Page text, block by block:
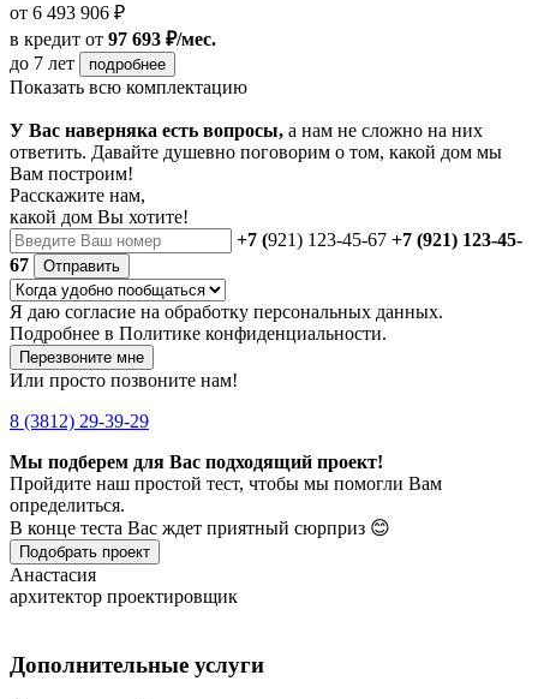
от 6 493 906 ₽
в кредит от 97 693 ₽/мес.
до 7 лет
подробнее
Показать всю комплектацию
У Вас наверняка есть вопросы, а нам не сложно на них
ответить. Давайте душевно поговорим о том, какой дом мы
Вам построим!
Расскажите нам,
какой дом Вы хотите!
+7 (921) 123-45-67 +7 (921) 123-45-
67
Отправить
Я даю согласие на обработку персональных данных.
Подробнее в Политике конфиденциальности.
Перезвоните мне
Или просто позвоните нам!
8 (3812) 29-39-29
Мы подберем для Вас подходящий проект!
Пройдите наш простой тест, чтобы мы помогли Вам
определиться.
В конце теста Вас ждет приятный сюрприз 😊
Подобрать проект
Анастасия
архитектор проектировщик
Дополнительные услуги